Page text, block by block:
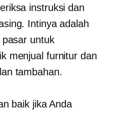
instruksi dan
Intinya adalah
untuk
menjual furnitur dan
tambahan.
baik jika Anda